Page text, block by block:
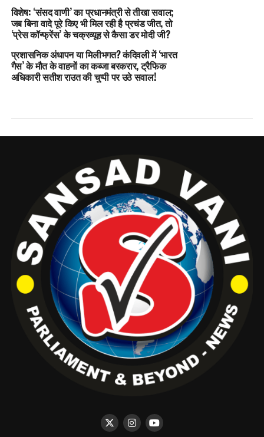
विशेष: ‘संसद वाणी’ का प्रधानमंत्री से तीखा सवाल;
जब बिना वादे पूरे किए भी मिल रही है प्रचंड जीत, तो
‘प्रेस कॉन्फ्रेंस’ के चक्रव्यूह से कैसा डर मोदी जी?
प्रशासनिक अंधापन या मिलीभगत? कंदिवली में ‘भारत
गैस’ के मौत के वाहनों का कब्जा बरकरार, ट्रैफिक
अधिकारी सतीश राउत की चुप्पी पर उठे सवाल!